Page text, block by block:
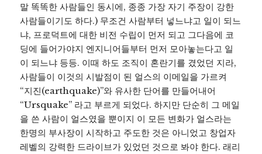
말 똑똑한 사람들인 동시에, 종종 가장 자기 주장이 강한
사람들이기도 하다.) 무조건 사람부터 넣느냐고 일이 되느
냐, 프로덕트에 대한 비전 수립이 먼저 되고 그다음에 코
딩에 들어가야지 엔지니어들부터 먼저 모아놓는다고 일
이 되느냐 등등. 이때 하도 조직이 혼란기를 겼었던 지라,
사람들이 이것의 시발점이 된 얼스의 이메일을 가르켜
“지진(earthquake)”와 유사한 단어를 만들어내어
“Ursquake” 라고 부르게 되었다. 하지만 단순히 그 메일
을 쓴 사람이 얼스였을 뿐이지 이 모든 변화가 얼스라는
한명의 부사장이 시작하고 주도한 것은 아니었고 창업자
레벨의 강력한 드라이브가 있었던 것으로 봐야 한다. 래리